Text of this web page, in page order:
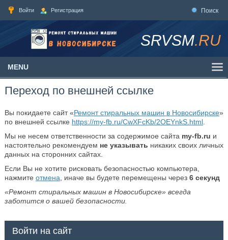
Войти Регистрация Поиск
SRVSM.RU
MENU
Переход по внешней ссылке
Вы покидаете сайт «Ремонт стиральных машин в Новосибирске»
по внешней ссылке https://my-fb.ru/CwXFcKb/2OEYnkS.html.
Мы не несем ответственности за содержимое сайта my-fb.ru и
настоятельно рекомендуем не указывать никаких своих личных
данных на сторонних сайтах.
Если Вы не хотите рисковать безопасностью компьютера,
нажмите отмена , иначе вы будете перемещены через 6секунд
«Ремонт стиральных машин в Новосибирске» всегда
заботится о вашей безопасности.
Войти на сайт